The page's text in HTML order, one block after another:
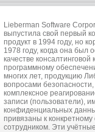
Lieberman Software
выпустила свой ​​первый
продукт в 1994 году, но
1978 году, когда она был
качестве консалтинговой
программному
многих лет, продукцию
вопросами
комплексное
записи (пользователи),
конфиденциальных
привязаны к
сотрудником. Эти